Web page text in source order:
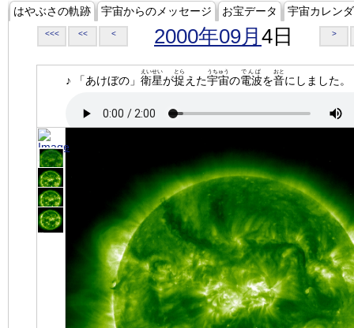
はやぶさの軌跡 宇宙からのメッセージ お宝データ 宇宙カレン
<<< << < 2000年09月 4日 >
♪ 「あけぼの」 衛星
えいせい
が捉
とら
えた宇宙
うちゅう
の電波
でんぱ
を音
おと
にしました。